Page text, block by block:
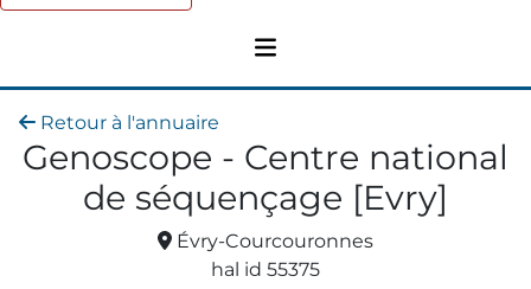
Retour à l'annuaire
Genoscope - Centre national
de séquençage [Evry]
Évry-Courcouronnes
hal id 55375